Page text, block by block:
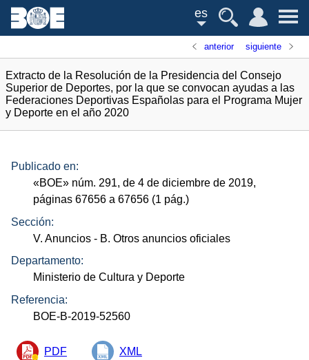
es
anterior siguiente
Extracto de la Resolución de la Presidencia del Consejo
Superior de Deportes, por la que se convocan ayudas a las
Federaciones Deportivas Españolas para el Programa Mujer
y Deporte en el año 2020
Publicado en:
«BOE» núm. 291, de 4 de diciembre de 2019,
páginas 67656 a 67656 (1 pág.)
Sección:
V. Anuncios - B. Otros anuncios oficiales
Departamento:
Ministerio de Cultura y Deporte
Referencia:
BOE-B-2019-52560
PDF XML